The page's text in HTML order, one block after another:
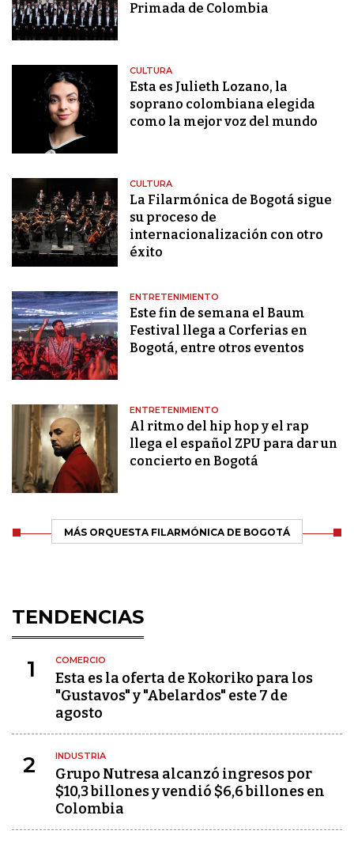
Primada de Colombia
CULTURA
Esta es Julieth Lozano, la
soprano colombiana elegida
como la mejor voz del mundo
CULTURA
La Filarmónica de Bogotá sigue
su proceso de
internacionalización con otro
éxito
ENTRETENIMIENTO
Este fin de semana el Baum
Festival llega a Corferias en
Bogotá, entre otros eventos
ENTRETENIMIENTO
Al ritmo del hip hop y el rap
llega el español ZPU para dar un
concierto en Bogotá
MÁS ORQUESTA FILARMÓNICA DE BOGOTÁ
TENDENCIAS
1 COMERCIO
Esta es la oferta de Kokoriko para los
"Gustavos" y "Abelardos" este 7 de
agosto
2 INDUSTRIA
Grupo Nutresa alcanzó ingresos por
$10,3 billones y vendió $6,6 billones en
Colombia